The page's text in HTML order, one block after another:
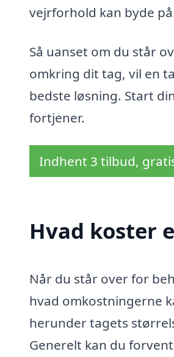
vejrforhold kan byde
Så uanset om du står
omkring dit tag, vil en
bedste løsning. Start
fortjener.
Indhent 3 tilbud,
Hvad koster
Når du står over for
hvad omkostningerne
herunder tagets
Generelt kan du